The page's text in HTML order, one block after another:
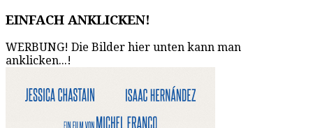
EINFACH ANKLICKEN!
WERBUNG! Die Bilder hier unten kann man
anklicken...!